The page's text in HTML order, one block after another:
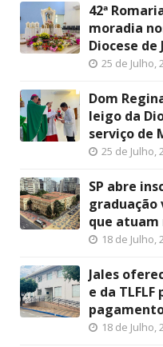
42ª
moradia
Diocese de
25 de Julho,
Dom
leigo da
serviço de
25 de Julho,
SP abre
graduação
que atuam
18 de Julho,
Jales
e da
18 de Julho,